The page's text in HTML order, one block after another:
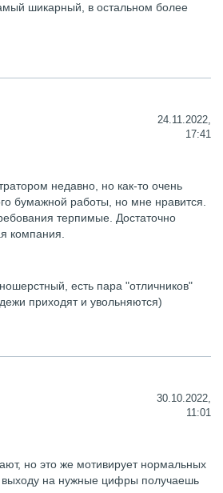
шикарный, в остальном более
24.11.2022,
17:41
недавно, но как-то очень
бумажной работы, но мне нравится.
терпимые. Достаточно
компания.
есть пара "отличников"
приходят и увольняются)
30.10.2022,
11:01
но это же мотивирует нормальных
выходу на нужные цифры получаешь